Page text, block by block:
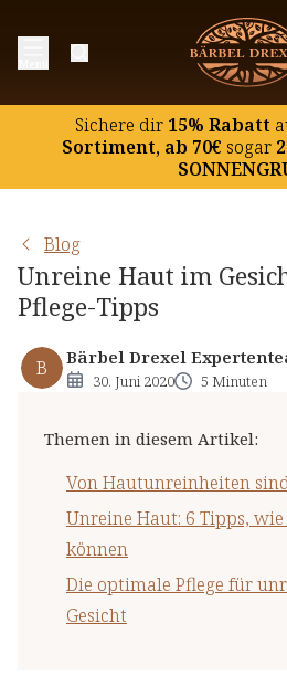
Sichere dir15% Rabatt
Sortiment, ab 70€ sogar
Blog
Unreine Haut im
Pflege-Tipps
B Bärbel Drexel
30. Juni 2020 5 Minuten
Themen in diesem Artikel:
Von Hautunreinheiten
Unreine Haut: 6 Tipps,
können
Die optimale Pflege für
Gesicht
Von Hautunreinheiten
Unreine Haut: 6 Tipps, wie
Die optimale Pflege für